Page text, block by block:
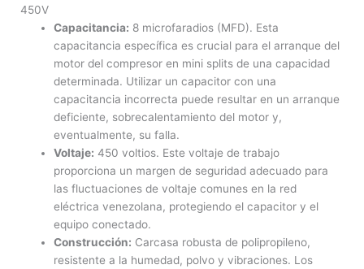
450V
Capacitancia: 8 microfaradios (MFD). Esta
capacitancia específica es crucial para el arranque del
motor del compresor en mini splits de una capacidad
determinada. Utilizar un capacitor con una
capacitancia incorrecta puede resultar en un arranque
deficiente, sobrecalentamiento del motor y,
eventualmente, su falla.
Voltaje: 450 voltios. Este voltaje de trabajo
proporciona un margen de seguridad adecuado para
las fluctuaciones de voltaje comunes en la red
eléctrica venezolana, protegiendo el capacitor y el
equipo conectado.
Construcción: Carcasa robusta de polipropileno,
resistente a la humedad, polvo y vibraciones. Los